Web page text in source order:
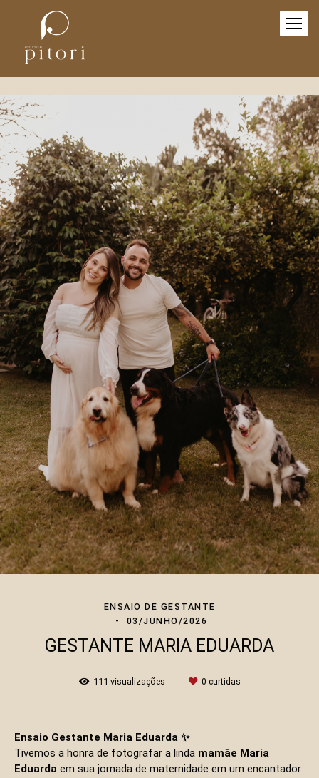
ENSAIO DE GESTANTE
03/JUNHO/2026
GESTANTE MARIA EDUARDA
111 visualizações 0 curtidas
Ensaio Gestante Maria Eduarda ✨
Tivemos a honra de fotografar a linda mamãe Maria
Eduarda em sua jornada de maternidade em um encantador